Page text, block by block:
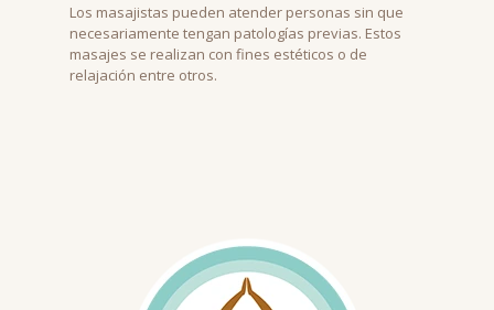
Los masajistas pueden atender personas sin que
necesariamente tengan patologías previas. Estos
masajes se realizan con fines estéticos o de
relajación entre otros.